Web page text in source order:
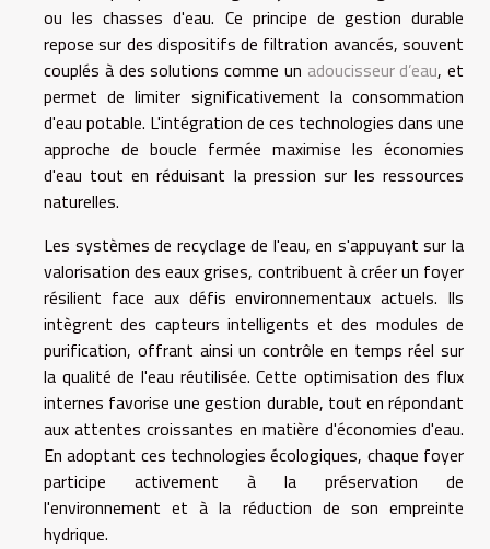
ou les chasses d'eau. Ce principe de gestion durable
repose sur des dispositifs de filtration avancés, souvent
couplés à des solutions comme un adoucisseur d’eau, et
permet de limiter significativement la consommation
d'eau potable. L'intégration de ces technologies dans une
approche de boucle fermée maximise les économies
d'eau tout en réduisant la pression sur les ressources
naturelles.
Les systèmes de recyclage de l'eau, en s'appuyant sur la
valorisation des eaux grises, contribuent à créer un foyer
résilient face aux défis environnementaux actuels. Ils
intègrent des capteurs intelligents et des modules de
purification, offrant ainsi un contrôle en temps réel sur
la qualité de l'eau réutilisée. Cette optimisation des flux
internes favorise une gestion durable, tout en répondant
aux attentes croissantes en matière d'économies d'eau.
En adoptant ces technologies écologiques, chaque foyer
participe activement à la préservation de
l'environnement et à la réduction de son empreinte
hydrique.